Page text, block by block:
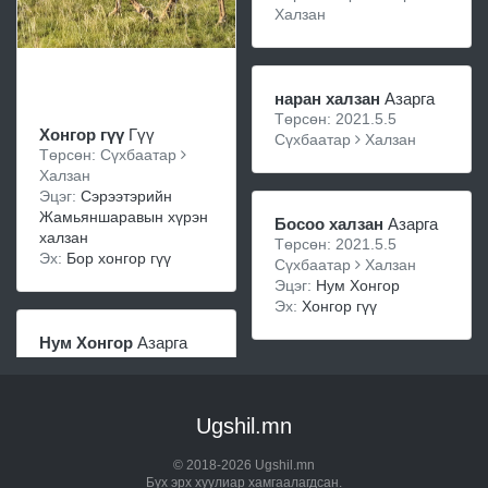
Хонгор гүү Гүү
Төрсөн: Сүхбаатар
Халзан
Эцэг: Сэрээтэрийн
Жамьяншаравын хүрэн
халзан
Эх: Бор хонгор гүү
Нум Хонгор Азарга
Халзан
наран халзан Азарга
Төрсөн: 2021.5.5
Сүхбаатар
Халзан
Босоо халзан Азарга
Төрсөн: 2021.5.5
Сүхбаатар
Халзан
Эцэг: Нум Хонгор
Эх: Хонгор гүү
Ugshil.mn
© 2018-2026 Ugshil.mn
Бүх эрх хуулиар хамгаалагдсан.